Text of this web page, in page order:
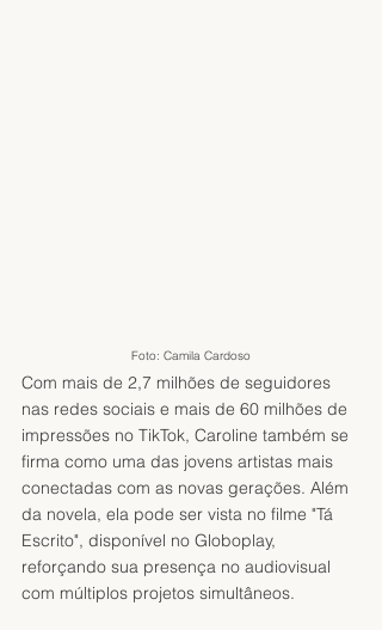
Foto: Camila Cardoso
Com mais de 2,7 milhões de seguidores
nas redes sociais e mais de 60 milhões de
impressões no TikTok, Caroline também se
firma como uma das jovens artistas mais
conectadas com as novas gerações. Além
da novela, ela pode ser vista no filme "Tá
Escrito", disponível no Globoplay,
reforçando sua presença no audiovisual
com múltiplos projetos simultâneos.